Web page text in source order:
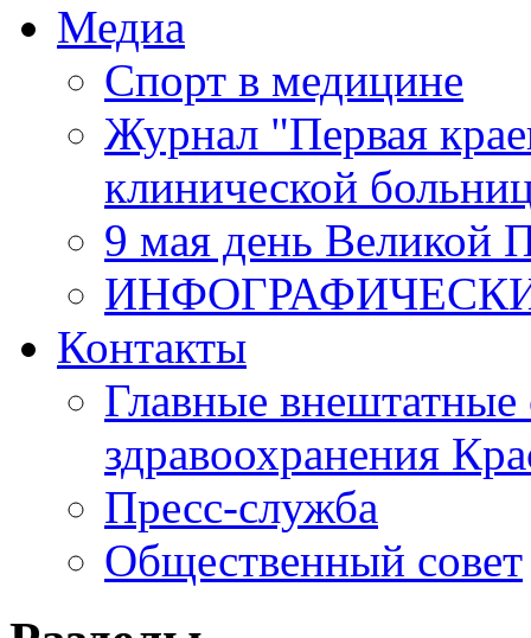
Медиа
Спорт в медицине
Журнал "Первая
клинической
9 мая день Великой
Контакты
Главные внештатные
здравоохранения
Пресс-служба
Общественный совет